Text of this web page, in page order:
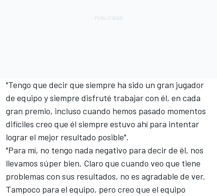
"Tengo que decir que siempre ha sido un gran jugador
de equipo y siempre disfruté trabajar con él, en cada
gran premio, incluso cuando hemos pasado momentos
difíciles creo que él siempre estuvo ahí para intentar
lograr el mejor resultado posible".
"Para mí, no tengo nada negativo para decir de él, nos
llevamos súper bien. Claro que cuando veo que tiene
problemas con sus resultados, no es agradable de ver.
Tampoco para el equipo, pero creo que el equipo